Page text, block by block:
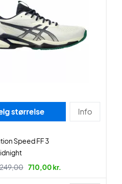
Vælg størrelse Info
Speed FF 3
710,00 kr.